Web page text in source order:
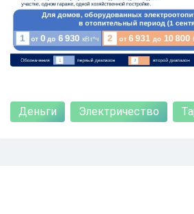
Деньги Электричество